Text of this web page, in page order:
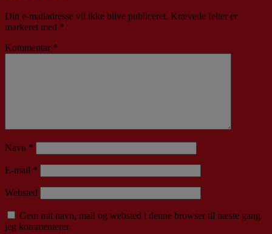
Din e-mailadresse vil ikke blive publiceret. Krævede felter er
markeret med *
Kommentar *
Navn *
E-mail *
Websted
Gem mit navn, mail og websted i denne browser til næste gang
jeg kommenterer.